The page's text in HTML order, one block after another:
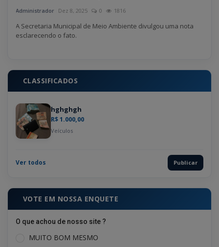
Administrador Dez 8, 2025 0 1816
A Secretaria Municipal de Meio Ambiente divulgou uma nota
esclarecendo o fato.
CLASSIFICADOS
hghghgh
R$ 1.000,00
Veículos
Ver todos Publicar
VOTE EM NOSSA ENQUETE
O que achou de nosso site ?
MUITO BOM MESMO